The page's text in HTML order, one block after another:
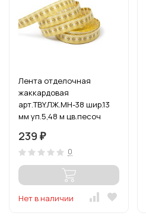
Лента отделочная
жаккардовая
арт.TBY.ЛЖ.MH-38 шир.13
мм уп.5,48 м цв.песоч
239 ₽
0
Нет в наличии